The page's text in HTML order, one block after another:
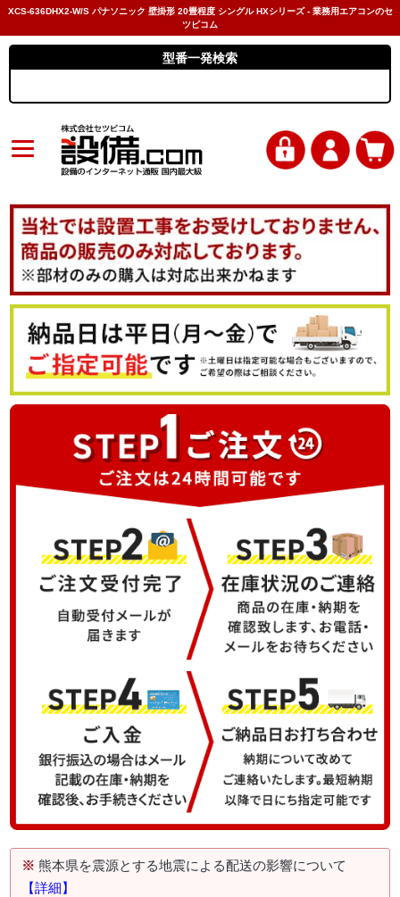
XCS-636DHX2-W/S パナソニック 壁掛形 20畳程度 シングル HXシリーズ - 業務用エアコンのセ
ツビコム
型番一発検索
※ 熊本県を震源とする地震による配送の影響について
【詳細】